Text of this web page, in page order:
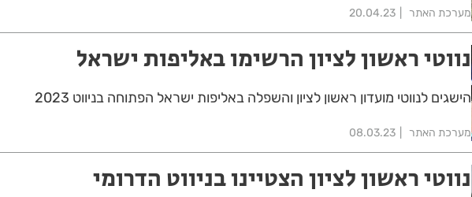
מערכת האתר 20.04.23
נווטי ראשון לציון הרשימו באליפות ישראל
הישגים לנווטי מועדון ראשון לציון והשפלה באליפות ישראל הפתוחה בניווט 2023
מערכת האתר 08.03.23
נווטי ראשון לציון הצטיינו בניווט הדרומי